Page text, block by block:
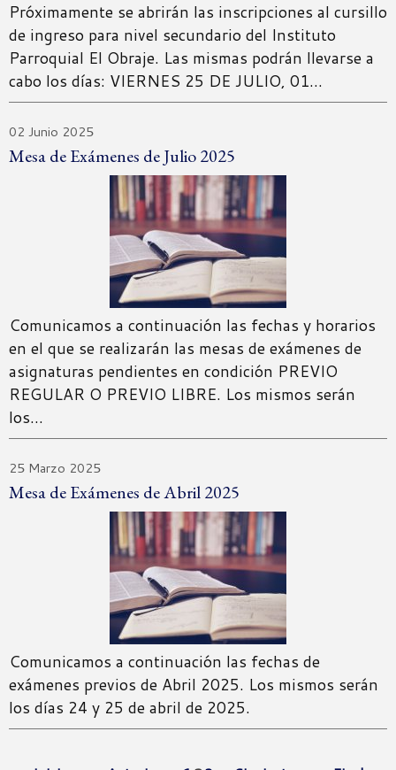
Próximamente se abrirán las inscripciones al cursillo
de ingreso para nivel secundario del Instituto
Parroquial El Obraje. Las mismas podrán llevarse a
cabo los días: VIERNES 25 DE JULIO, 01…
02 Junio 2025
Mesa de Exámenes de Julio 2025
Comunicamos a continuación las fechas y horarios
en el que se realizarán las mesas de exámenes de
asignaturas pendientes en condición PREVIO
REGULAR O PREVIO LIBRE. Los mismos serán
los…
25 Marzo 2025
Mesa de Exámenes de Abril 2025
Comunicamos a continuación las fechas de
exámenes previos de Abril 2025. Los mismos serán
los días 24 y 25 de abril de 2025.